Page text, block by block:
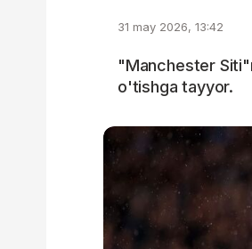
31 may 2026, 13:42
"Manchester
o'tishga tayyor.